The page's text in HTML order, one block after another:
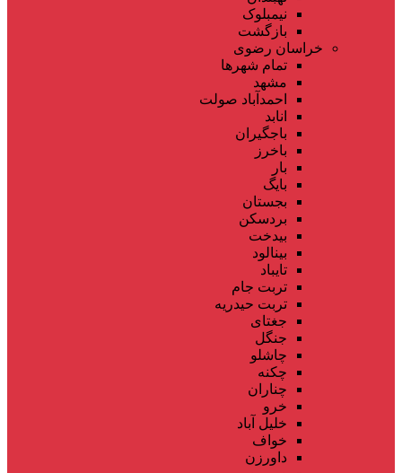
نیمبلوک
بازگشت
خراسان رضوی
تمام شهر‌ها
مشهد
احمدآباد صولت
انابد
باجگیران
باخرز
بار
بایگ
بجستان
بردسکن
بیدخت
بینالود
تایباد
تربت جام
تربت حیدریه
جغتای
جنگل
چاشلو
چکنه
چناران
خرو
خلیل آباد
خواف
داورزن